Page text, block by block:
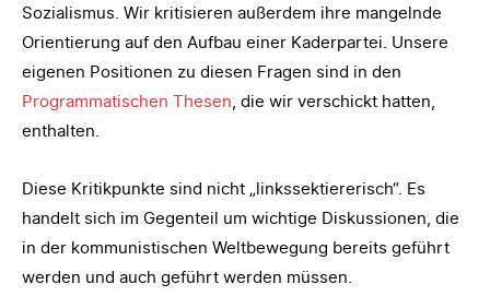
Sozialismus. Wir kritisieren außerdem ihre mangelnde
Orientierung auf den Aufbau einer Kaderpartei. Unsere
eigenen Positionen zu diesen Fragen sind in den
Programmatischen Thesen, die wir verschickt hatten,
enthalten.
Diese Kritikpunkte sind nicht „linkssektiererisch“. Es
handelt sich im Gegenteil um wichtige Diskussionen, die
in der kommunistischen Weltbewegung bereits geführt
werden und auch geführt werden müssen.